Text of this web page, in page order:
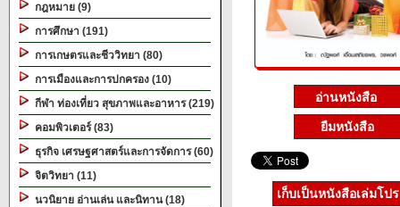
กฎหมาย (9)
การศึกษา (191)
การเกษตรและชีววิทยา (80)
การเมืองและการปกครอง (10)
กีฬา ท่องเที่ยว สุขภาพและอาหาร (219)
คอมพิวเตอร์ (83)
ธุรกิจ เศรษฐศาสตร์และการจัดการ (60)
จิตวิทยา (11)
นวนิยาย อ่านเล่น และนิทาน (18)
ยืมหนังสือ
เก็บเป็นหนังสือเล่มโป